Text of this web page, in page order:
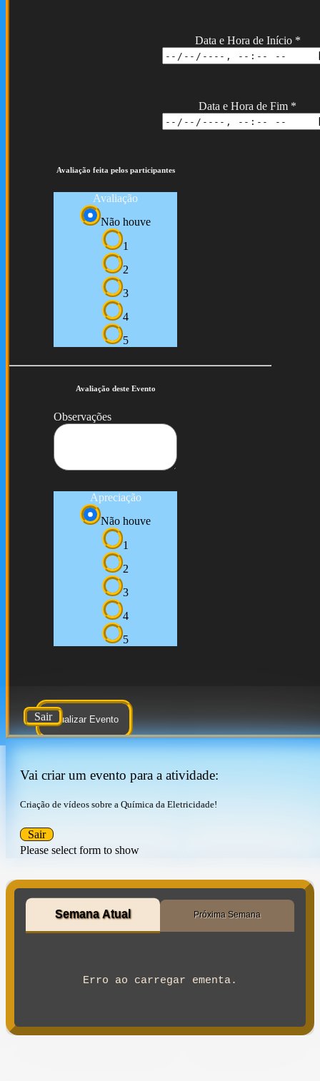
Data e Hora de Início *
Data e Hora de Fim *
Avaliação feita pelos participantes
Avaliação
Não houve
1
2
3
4
5
Avaliação deste Evento
Observações
Apreciação
Não houve
1
2
3
4
5
Atualizar Evento
Sair
Vai criar um evento para a atividade:
Criação de vídeos sobre a Química da Eletricidade!
Please select form to show
Sair
Semana Atual Próxima Semana
Erro ao carregar ementa.